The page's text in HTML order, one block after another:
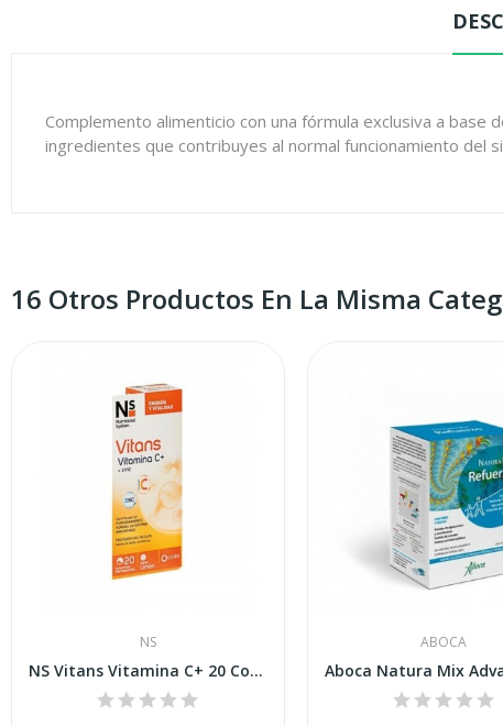
Complemento alimenticio con una fórmula exclusiva a
ingredientes que contribuyes al normal funcionamiento del
16 Otros Productos En La Misma
NS
NS Vitans Vitamina C+ 20 Comprimidos Efervescentes
ABOCA